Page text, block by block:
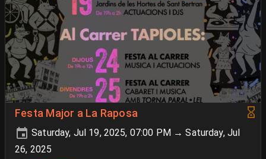
Festa Major a La Raposa
Saturday, Jul 19, 2025, 07:00 PM → Saturday, Jul
26, 2025